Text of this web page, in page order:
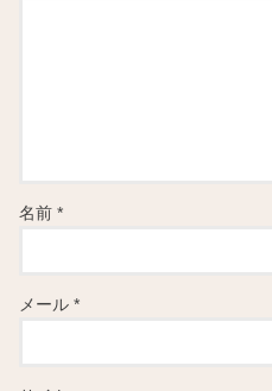
名前*
メール*